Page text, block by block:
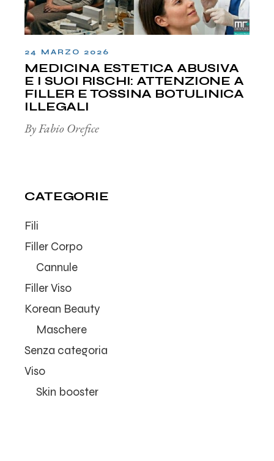
24 MARZO 2026
MEDICINA ESTETICA ABUSIVA
E I SUOI RISCHI: ATTENZIONE A
FILLER E TOSSINA BOTULINICA
ILLEGALI
By Fabio Orefice
CATEGORIE
Fili
Filler Corpo
Cannule
Filler Viso
Korean Beauty
Maschere
Senza categoria
Viso
Skin booster